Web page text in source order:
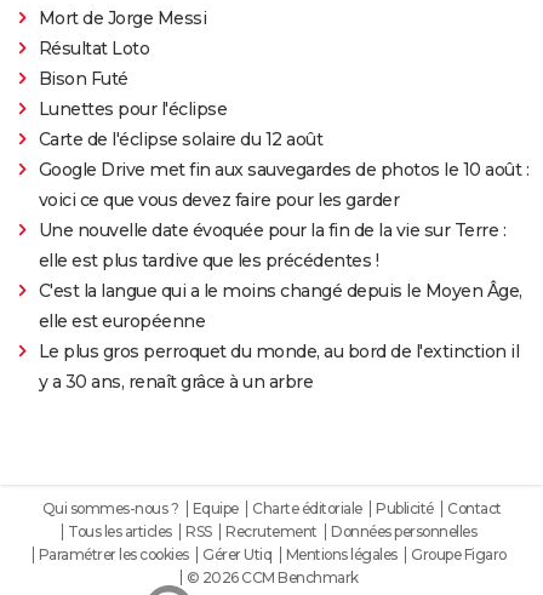
Mort de Jorge Messi
Résultat Loto
Bison Futé
Lunettes pour l'éclipse
Carte de l'éclipse solaire du 12 août
Google Drive met fin aux sauvegardes de photos le 10 août :
voici ce que vous devez faire pour les garder
Une nouvelle date évoquée pour la fin de la vie sur Terre :
elle est plus tardive que les précédentes !
C'est la langue qui a le moins changé depuis le Moyen Âge,
elle est européenne
Le plus gros perroquet du monde, au bord de l'extinction il
y a 30 ans, renaît grâce à un arbre
Qui sommes-nous ? Equipe Charte éditoriale Publicité
Contact
Tous les articles
RSS Recrutement
Données personnelles
Paramétrer les cookies
Gérer Utiq Mentions légales
Groupe Figaro
© 2026 CCM Benchmark